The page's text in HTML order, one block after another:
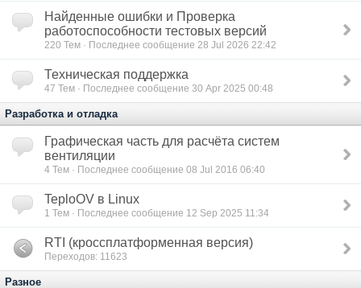
Найденные ошибки и Проверка
работоспособности тестовых версий
220 Тем · Последнее сообщение 28 Jul 2026 22:42
Техническая поддержка
47 Тем · Последнее сообщение 30 Apr 2025 00:48
Разработка и отладка
Графическая часть для расчёта систем
вентиляции
4 Тем · Последнее сообщение 08 Jul 2016 06:40
TeploOV в Linux
1 Тем · Последнее сообщение 12 Sep 2025 11:34
RTI (кроссплатформенная версия)
Переходов: 11623
Разное